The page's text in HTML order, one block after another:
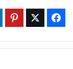
Facebook
Twitter